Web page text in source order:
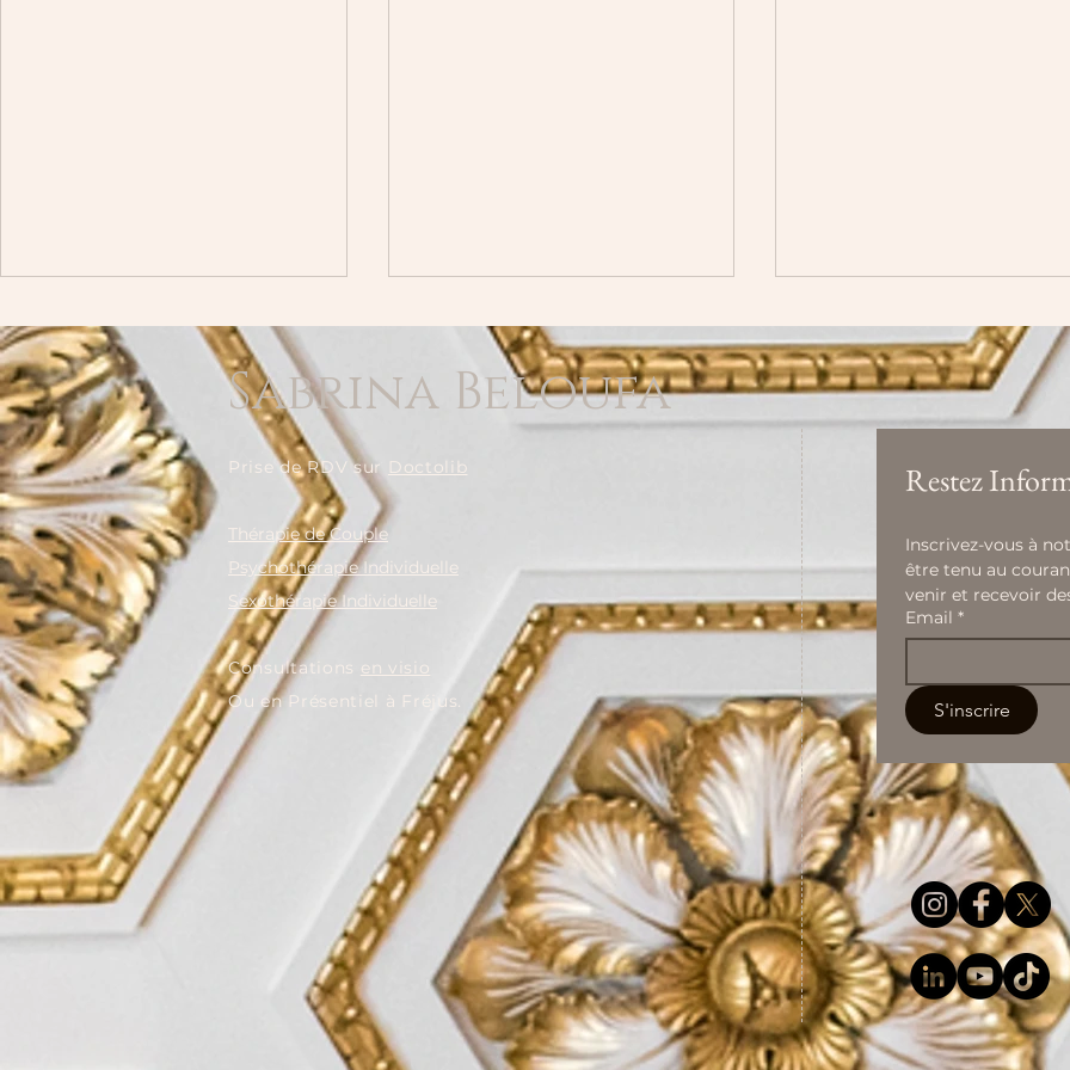
Oser la sexologie en ligne :
Briser le silence et retrouver
l'intimité
corporelles ravivent les
souvenirs et le plaisir
Passion dans votre
Sabrina Beloufa
Prise de RDV sur Doctolib
Thérapie de Couple
Psychothérapie Individuelle
Sexothérapie Individuelle
​Consultations en visio
Ou en Présentiel à Fréjus.
Restez
Inscrivez-vous à
être tenu au
venir et recevoir
Email *
S'inscrire